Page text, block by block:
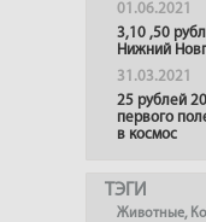
01.06.2021
3,10 ,50
Нижний
31.03.2021
25 рублей
первого
в космос
ТЭГИ
Животные,